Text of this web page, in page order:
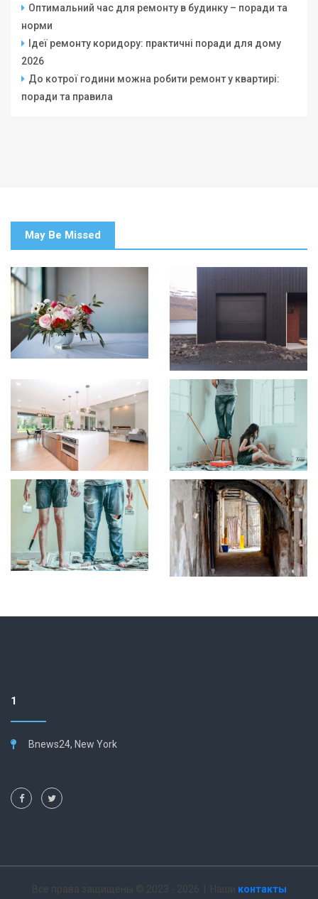
Оптимальний час для ремонту в будинку – поради та
норми
Ідеї ремонту коридору: практичні поради для дому
2026
До котрої години можна робити ремонт у квартирі:
поради та правила
May Be Missed
1
Bnews24, New York
Все права защищены © 2023 - 2026 | Наши контакты